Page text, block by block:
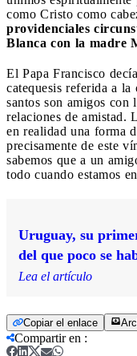
como Cristo como
providenciales
Blanca con la madre
El Papa Francisco
catequesis referida a
santos son amigos con
relaciones de amistad.
en realidad una forma
precisamente de este
sabemos que a un
todo cuando estamos
Uruguay, su
del que poco se
Lea el artículo
Copiar el enlace
Compartir en :